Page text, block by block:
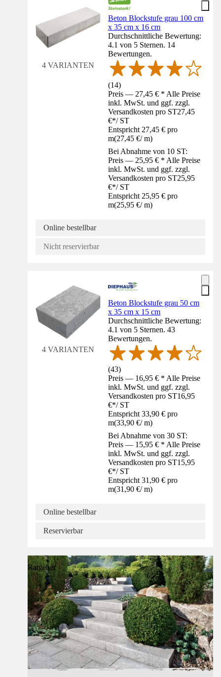
4 VARIANTEN
Beton Blockstufe grau 100 cm
x 35 cm x 16 cm
Durchschnittliche Bewertung:
4.1 von 5 Sternen. 14
Bewertungen.
(14)
Preis — 27,45 € * Alle Preise
inkl. MwSt. und ggf. zzgl.
Versandkosten pro ST27,45
€*/ ST
Entspricht 27,45 € pro
m(27,45 €/ m)
Bei Abnahme von 10 ST:
Preis — 25,95 € * Alle Preise
inkl. MwSt. und ggf. zzgl.
Versandkosten pro ST25,95
€*/ ST
Entspricht 25,95 € pro
m(25,95 €/ m)
Online bestellbar
Nicht reservierbar
4 VARIANTEN
Beton Blockstufe grau 50 cm
x 35 cm x 15 cm
Durchschnittliche Bewertung:
4.1 von 5 Sternen. 43
Bewertungen.
(43)
Preis — 16,95 € * Alle Preise
inkl. MwSt. und ggf. zzgl.
Versandkosten pro ST16,95
€*/ ST
Entspricht 33,90 € pro
m(33,90 €/ m)
Bei Abnahme von 30 ST:
Preis — 15,95 € * Alle Preise
inkl. MwSt. und ggf. zzgl.
Versandkosten pro ST15,95
€*/ ST
Entspricht 31,90 € pro
m(31,90 €/ m)
Online bestellbar
Reservierbar
Ratgeber